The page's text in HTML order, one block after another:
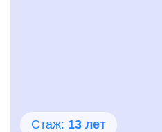
Стаж: 13 лет